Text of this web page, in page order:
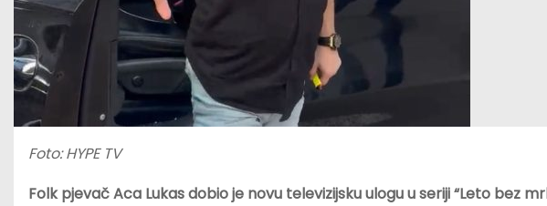
Foto: HYPE TV
Folk pjevač Aca Lukas dobio je novu televizijsku ulogu u seriji “Leto bez